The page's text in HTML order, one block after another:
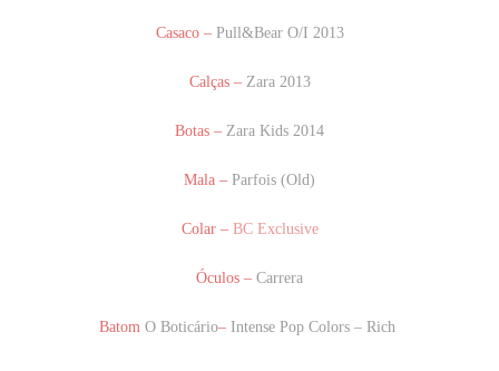
Casaco – Pull&Bear O/I 2013
Calças – Zara 2013
Botas – Zara Kids 2014
Mala – Parfois (Old)
Colar – BC Exclusive
Óculos – Carrera
Batom O Boticário– Intense Pop Colors – Rich